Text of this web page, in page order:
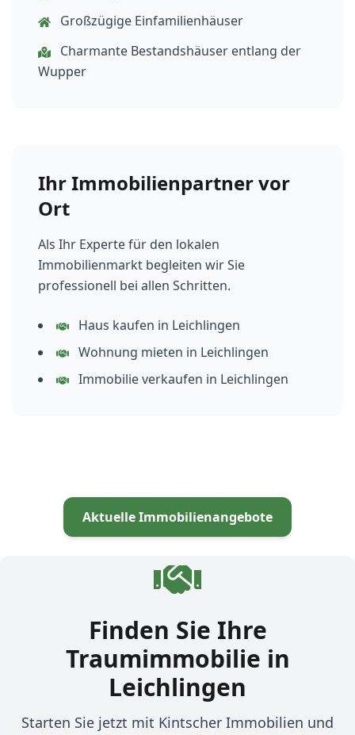
Großzügige Einfamilienhäuser
Charmante Bestandshäuser entlang der
Wupper
Ihr Immobilienpartner vor
Ort
Als Ihr Experte für den lokalen
Immobilienmarkt begleiten wir Sie
professionell bei allen Schritten.
Haus kaufen in Leichlingen
Wohnung mieten in Leichlingen
Immobilie verkaufen in Leichlingen
Aktuelle Immobilienangebote
Finden Sie Ihre
Traumimmobilie in
Leichlingen
Starten Sie jetzt mit Kintscher Immobilien und